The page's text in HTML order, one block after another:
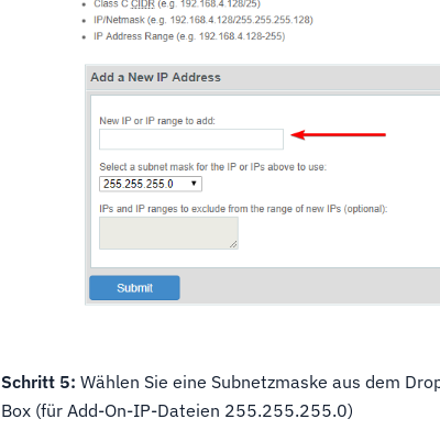
Schritt 5: Wählen Sie eine Subnetzmaske aus dem
Box (für Add-On-IP-Dateien 255.255.255.0)